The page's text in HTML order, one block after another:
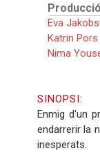
Eva
Katrin Pors
Nima
SINOPSI:
Enmig d'un
endarrerir la
inesperats.